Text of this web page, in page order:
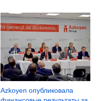
Azkoyen опубликовала